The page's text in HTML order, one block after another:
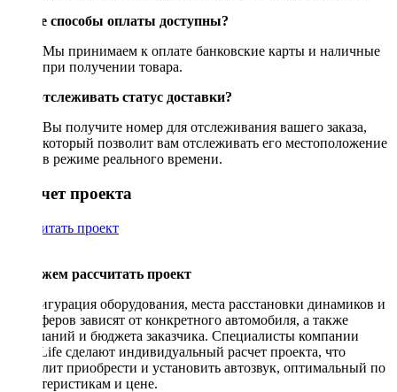
Какие способы оплаты доступны?
Мы принимаем к оплате банковские карты и наличные
при получении товара.
Как отслеживать статус доставки?
Вы получите номер для отслеживания вашего заказа,
который позволит вам отслеживать его местоположение
в режиме реального времени.
Рассчет проекта
Рассчитать проект
Поможем рассчитать проект
Конфигурация оборудования, места расстановки динамиков и
сабвуферов зависят от конкретного автомобиля, а также
пожеланий и бюджета заказчика. Специалисты компании
DriveLife сделают индивидуальный расчет проекта, что
позволит приобрести и установить автозвук, оптимальный по
характеристикам и цене.